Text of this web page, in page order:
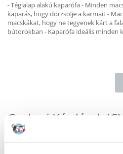
- Téglalap alakú kaparófa - Minden
kaparás, hogy dörzsölje a karmait -
macskákat, hogy ne tegyenek kárt a
bútorokban - Kaparófa ideális minden
Gyakori Kérdések